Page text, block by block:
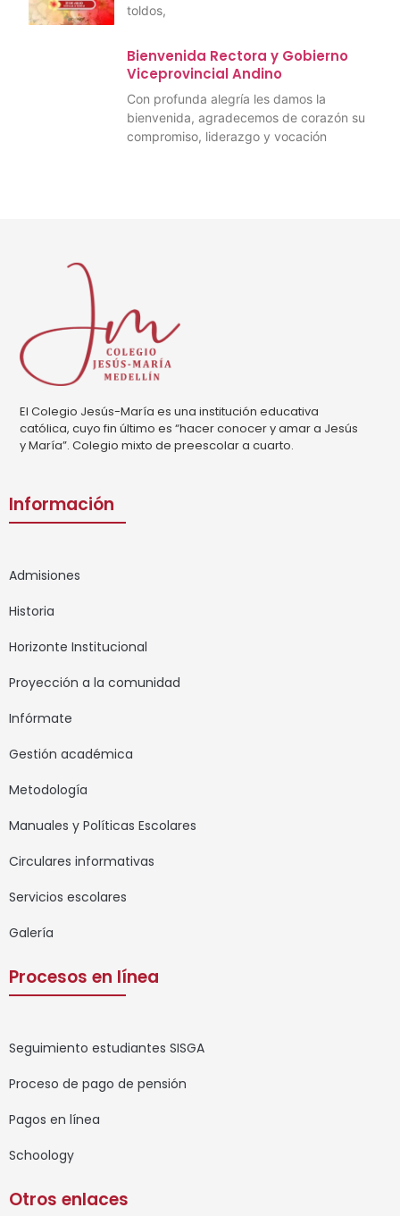
toldos,
Bienvenida Rectora y Gobierno
Viceprovincial Andino
Con profunda alegría les damos la
bienvenida, agradecemos de corazón su
compromiso, liderazgo y vocación
El Colegio Jesús-María es una institución educativa
católica, cuyo fin último es “hacer conocer y amar a Jesús
y María”. Colegio mixto de preescolar a cuarto.
Información
Admisiones
Historia
Horizonte Institucional
Proyección a la comunidad
Infórmate
Gestión académica
Metodología
Manuales y Políticas Escolares
Circulares informativas
Servicios escolares
Galería
Procesos en línea
Seguimiento estudiantes SISGA
Proceso de pago de pensión
Pagos en línea
Schoology
Otros enlaces